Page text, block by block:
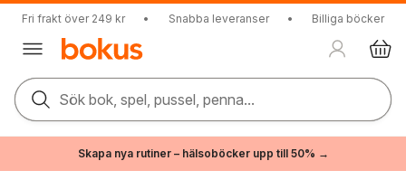
Fri frakt över 249 kr • Snabba leveranser • Billiga böcker
Sök bok, spel, pussel, penna...
Skapa nya rutiner – hälsoböcker upp till 50% →